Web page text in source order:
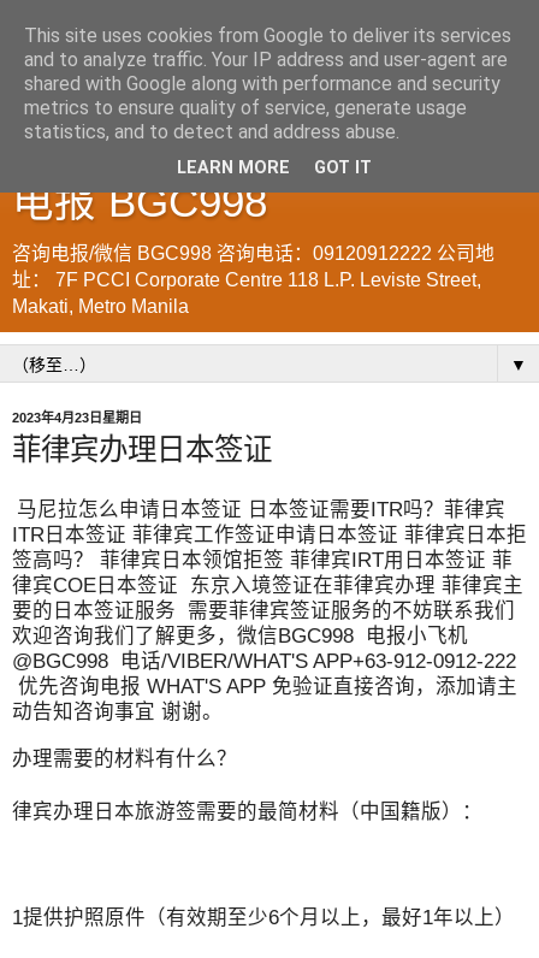
菲律宾998VISA移民公司
WWW.SRRV.DE 咨询微信/
电报 BGC998
咨询电报/微信 BGC998 咨询电话：09120912222 公司地
址： 7F PCCI Corporate Centre 118 L.P. Leviste Street,
Makati, Metro Manila
▼
2023年4月23日星期日
菲律宾办理日本签证
马尼拉怎么申请日本签证 日本签证需要ITR吗？菲律宾
ITR日本签证 菲律宾工作签证申请日本签证 菲律宾日本拒
签高吗？ 菲律宾日本领馆拒签 菲律宾IRT用日本签证 菲
律宾COE日本签证 东京入境签证在菲律宾办理 菲律宾主
要的日本签证服务 需要菲律宾签证服务的不妨联系我们
欢迎咨询我们了解更多，微信BGC998 电报小飞机
@BGC998 电话/VIBER/WHAT'S APP+63-912-0912-222
优先咨询电报 WHAT'S APP 免验证直接咨询，添加请主
动告知咨询事宜 谢谢。
办理需要的材料有什么？
律宾办理日本旅游签需要的最简材料（中国籍版）：
1提供护照原件（有效期至少6个月以上，最好1年以上）
This site uses cookies from Google to deliver its services
and to analyze traffic. Your IP address and user-agent are
shared with Google along with performance and security
metrics to ensure quality of service, generate usage
statistics, and to detect and address abuse.
LEARN MORE GOT IT